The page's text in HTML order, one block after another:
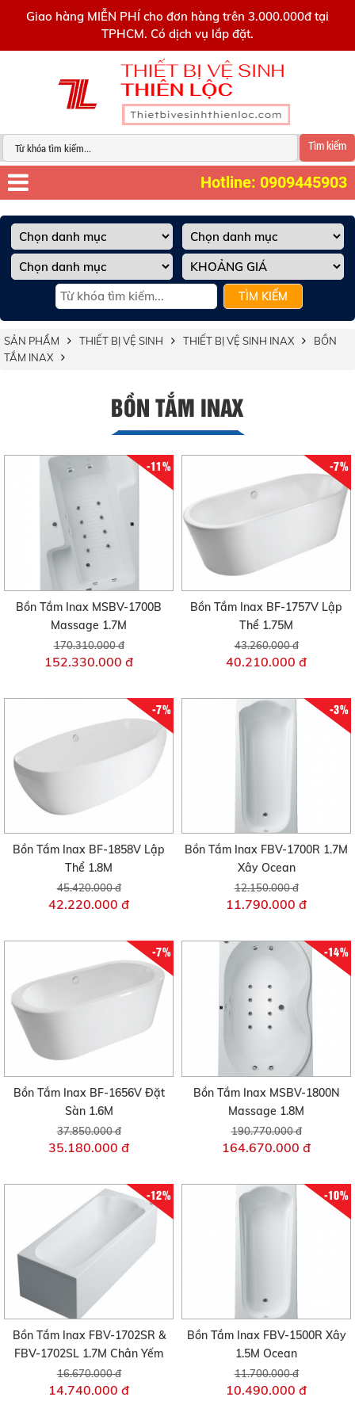
Giao hàng MIỄN PHÍ cho đơn hàng trên 3.000.000đ tại
TPHCM. Có dịch vụ lắp đặt.
Tìm kiếm
Hotline: 0909445903
TÌM KIẾM
SẢN PHẨM THIẾT BỊ VỆ SINH THIẾT BỊ VỆ SINH INAX
BỒN
TẮM INAX
BỒN TẮM INAX
-11%
Bồn Tắm Inax MSBV-1700B
Massage 1.7M
170.310.000 đ
152.330.000 đ
-7%
Bồn Tắm Inax BF-1757V Lập
Thể 1.75M
43.260.000 đ
40.210.000 đ
-7%
Bồn Tắm Inax BF-1858V Lập
Thể 1.8M
45.420.000 đ
42.220.000 đ
-3%
Bồn Tắm Inax FBV-1700R 1.7M
Xây Ocean
12.150.000 đ
11.790.000 đ
-7%
Bồn Tắm Inax BF-1656V Đặt
Sàn 1.6M
37.850.000 đ
35.180.000 đ
-14%
Bồn Tắm Inax MSBV-1800N
Massage 1.8M
190.770.000 đ
164.670.000 đ
-12%
Bồn Tắm Inax FBV-1702SR &
FBV-1702SL 1.7M Chân Yếm
16.670.000 đ
14.740.000 đ
-10%
Bồn Tắm Inax FBV-1500R Xây
1.5M Ocean
11.700.000 đ
10.490.000 đ
0909445903